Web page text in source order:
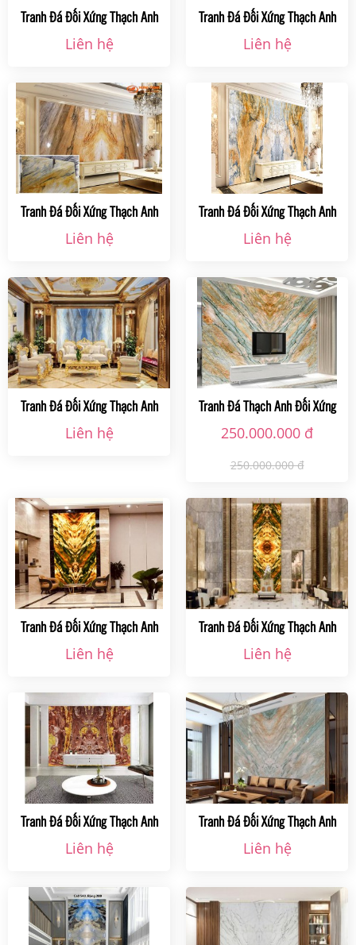
Tranh Đá Đối Xứng Thạch Anh
Ms016 Tại Hà Nội
Liên hệ
Tranh Đá Đối Xứng Thạch Anh
Ms015 Tại Hà Nội
Liên hệ
Tranh Đá Đối Xứng Thạch Anh
Ms011 Tại Hà Nội
Liên hệ
Tranh Đá Đối Xứng Thạch Anh
Ms010 Tại Hà Nội
Liên hệ
Tranh Đá Đối Xứng Thạch Anh
Ms009 Tại Hà Nội
Liên hệ
Tranh Đá Thạch Anh Đối Xứng
Màu Vàng Vân Xanh
250.000.000 đ
250.000.000 đ
Tranh Đá Đối Xứng Thạch Anh
Ms007 Tại Hà Nội
Liên hệ
Tranh Đá Đối Xứng Thạch Anh
Màu Vàng Tại Hà Nội
Liên hệ
Tranh Đá Đối Xứng Thạch Anh
Ms004 Tại Hà Nội
Liên hệ
Tranh Đá Đối Xứng Thạch Anh
Ms003 Tại Hà Nội
Liên hệ